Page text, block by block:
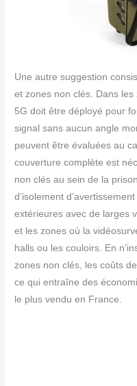
Une autre suggestion
et zones non clés. Dans
5G doit être déployé pour
signal sans aucun angle
peuvent être évaluées au
couverture complète est
non clés au sein de la
d’isolement
extérieures avec de larges
et les zones où la
halls ou les couloirs. En
zones non clés, les coûts
ce qui entraîne des
le plus vendu en France.